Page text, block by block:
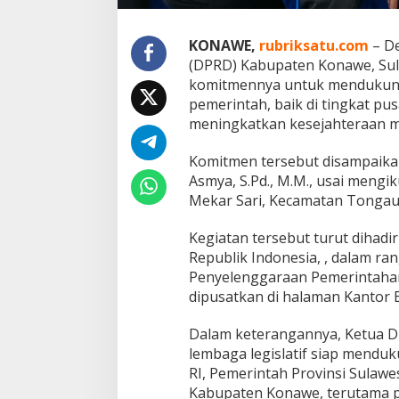
w
o
r
o
n
g
P
m
b
u
n
a
n
d
a
n
g
KONAWE, rubriksatu.com –
(DPRD) Kabupaten Konawe,
komitmennya untuk
pemerintah, baik di tingkat
meningkatkan kesejahteraan
Komitmen tersebut
Asmya, S.Pd., M.M., usai
Mekar Sari, Kecamatan
Kegiatan tersebut turut
Republik Indonesia, , dalam
Penyelenggaraan
dipusatkan di halaman Kantor
Dalam keterangannya, Ketua
lembaga legislatif siap
RI, Pemerintah Provinsi
Kabupaten Konawe,